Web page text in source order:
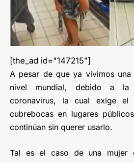
[the_ad id="147215"]
A pesar de que ya vivimos una
nivel mundial, debido a la
coronavirus, la cual exige el
cubrebocas en lugares
continúan sin querer usarlo.
Tal es el caso de una mujer